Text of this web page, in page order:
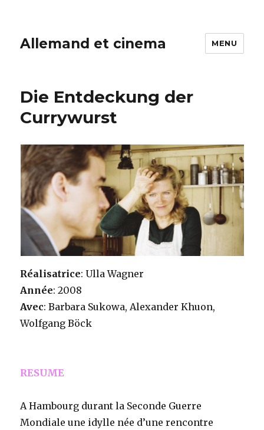
Allemand et cinema MENU
Die Entdeckung der
Currywurst
Réalisatrice: Ulla Wagner
Année: 2008
Avec: Barbara Sukowa, Alexander Khuon,
Wolfgang Böck
RESUME
A Hambourg durant la Seconde Guerre
Mondiale une idylle née d’une rencontre